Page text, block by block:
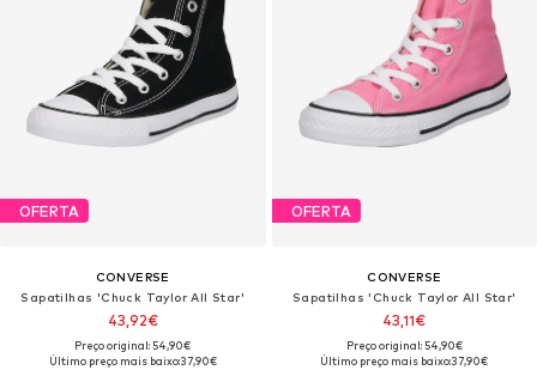
OFERTA
CONVERSE
Sapatilhas 'Chuck Taylor All Star'
43,92€
Preço original: 54,90€
Último preço mais baixo:37,90€
OFERTA
CONVERSE
Sapatilhas 'Chuck Taylor All Star'
43,11€
Preço original: 54,90€
Último preço mais baixo:37,90€